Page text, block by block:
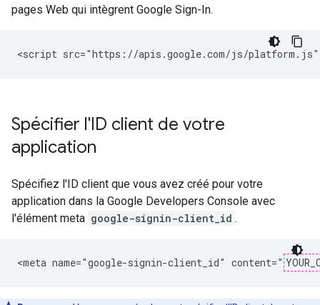
pages Web qui intègrent Google Sign-In.
Spécifier l'ID client de votre
application
Spécifiez l'ID client que vous avez créé pour votre
application dans la Google Developers Console avec
l'élément meta google-signin-client_id .
<meta name="google-signin-client_id" content="